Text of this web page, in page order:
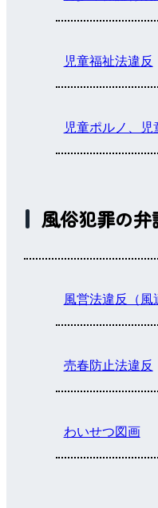
児童福祉法違反
児童ポルノ、児
風俗犯罪の弁
風営法違反（風
売春防止法違反
わいせつ図画